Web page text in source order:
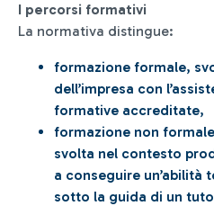
I percorsi formativi
La normativa distingue:
formazione formale,
dell’impresa con
formative accreditate,
formazione non
svolta nel contesto
a conseguire un’abilità
sotto la guida di un